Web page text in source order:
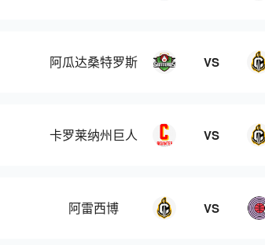
阿瓜达桑特罗斯 VS
卡罗莱纳州巨人 VS
阿雷西博 VS